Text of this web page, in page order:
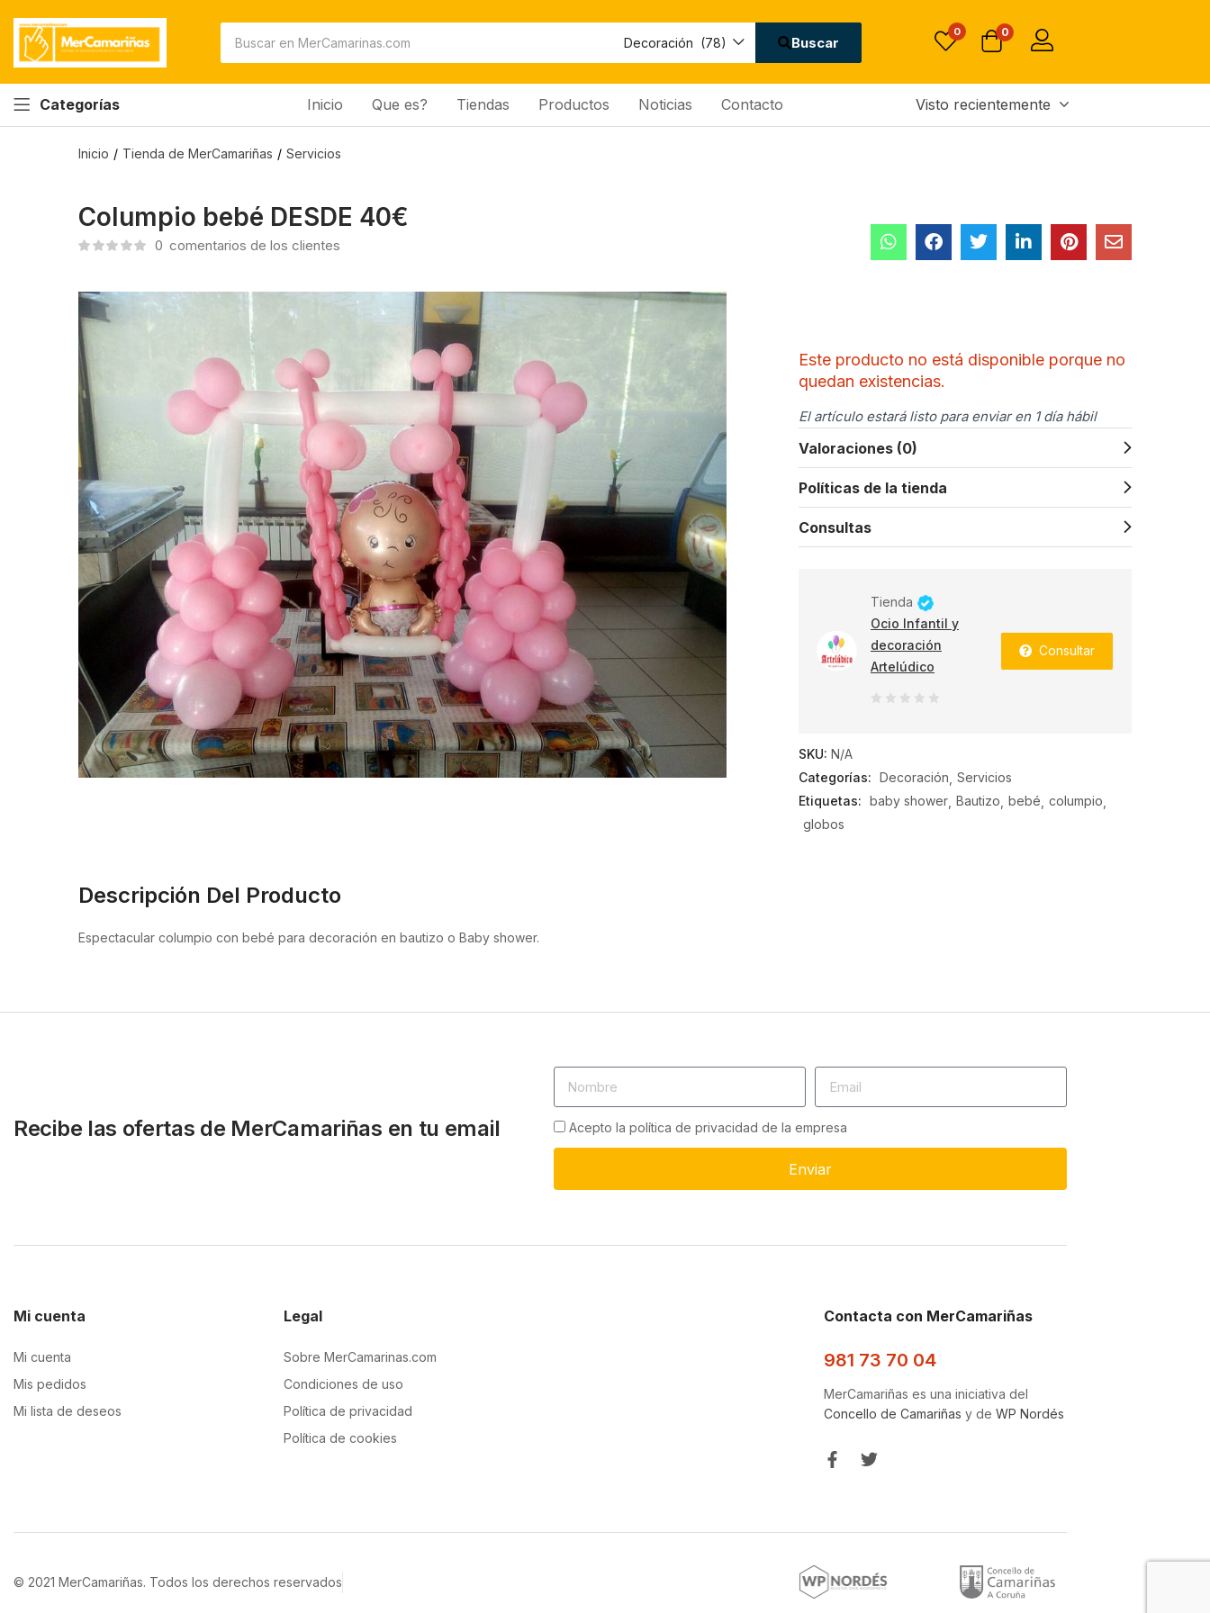
Decoración (78) Buscar
0 0
Categorías Inicio Que es? Tiendas Productos Noticias Contacto Visto recientemente
Inicio Tienda de MerCamariñas Servicios
Columpio bebé DESDE 40€
0 comentarios de los clientes
Este producto no está disponible porque no
quedan existencias.
El artículo estará listo para enviar en 1 día hábil
Valoraciones (0)
Políticas de la tienda
Consultas
Tienda
Ocio Infantil y
decoración
Artelúdico
Consultar
SKU: N/A
Categorías: Decoración Servicios
Etiquetas: baby shower Bautizo bebé columpio
globos
Descripción Del Producto
Espectacular columpio con bebé para decoración en bautizo o Baby shower.
Recibe las ofertas de MerCamariñas en tu email Acepto la política de privacidad de la empresa
Enviar
Mi cuenta
Mi cuenta
Mis pedidos
Mi lista de deseos
Legal
Sobre MerCamarinas.com
Condiciones de uso
Política de privacidad
Política de cookies
Contacta con MerCamariñas
981 73 70 04
MerCamariñas es una iniciativa del
Concello de Camariñas y de WP Nordés
© 2021 MerCamariñas. Todos los derechos reservados